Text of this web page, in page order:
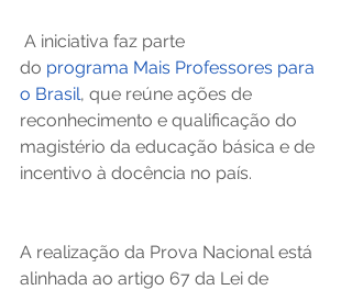
A iniciativa faz parte
do programa Mais Professores para
o Brasil, que reúne ações de
reconhecimento e qualificação do
magistério da educação básica e de
incentivo à docência no país.
A realização da Prova Nacional está
alinhada ao artigo 67 da Lei de